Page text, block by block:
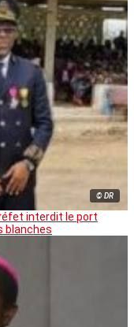
© DR
interdit le port
blanches